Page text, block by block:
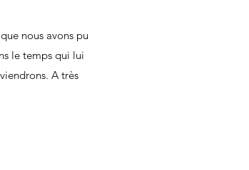
nous avons pu
le temps qui lui
A très